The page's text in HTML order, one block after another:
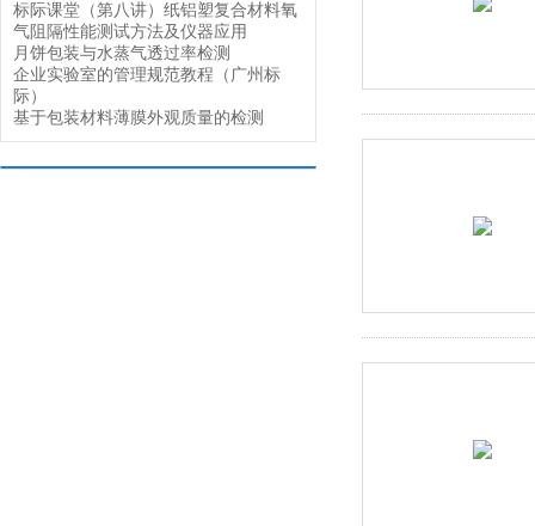
标际课堂（第八讲）纸铝塑复合材料氧
气阻隔性能测试方法及仪器应用
月饼包装与水蒸气透过率检测
企业实验室的管理规范教程（广州标
际）
基于包装材料薄膜外观质量的检测